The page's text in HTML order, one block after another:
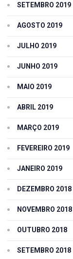
SETEMBRO 2019
AGOSTO 2019
JULHO 2019
JUNHO 2019
MAIO 2019
ABRIL 2019
MARÇO 2019
FEVEREIRO 2019
JANEIRO 2019
DEZEMBRO 2018
NOVEMBRO 2018
OUTUBRO 2018
SETEMBRO 2018